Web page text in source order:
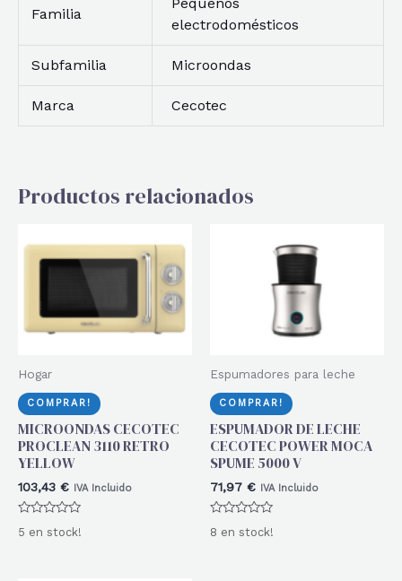
Familia
electrodomésticos
Subfamilia Microondas
Marca Cecotec
Productos relacionados
Hogar
COMPRAR!
MICROONDAS CECOTEC
PROCLEAN 3110 RETRO
YELLOW
103,43 € IVA Incluido
con
5 en stock!
Espumadores para leche
COMPRAR!
ESPUMADOR DE LECHE
CECOTEC POWER MOCA
SPUME 5000 V
71,97 € IVA Incluido
con
8 en stock!